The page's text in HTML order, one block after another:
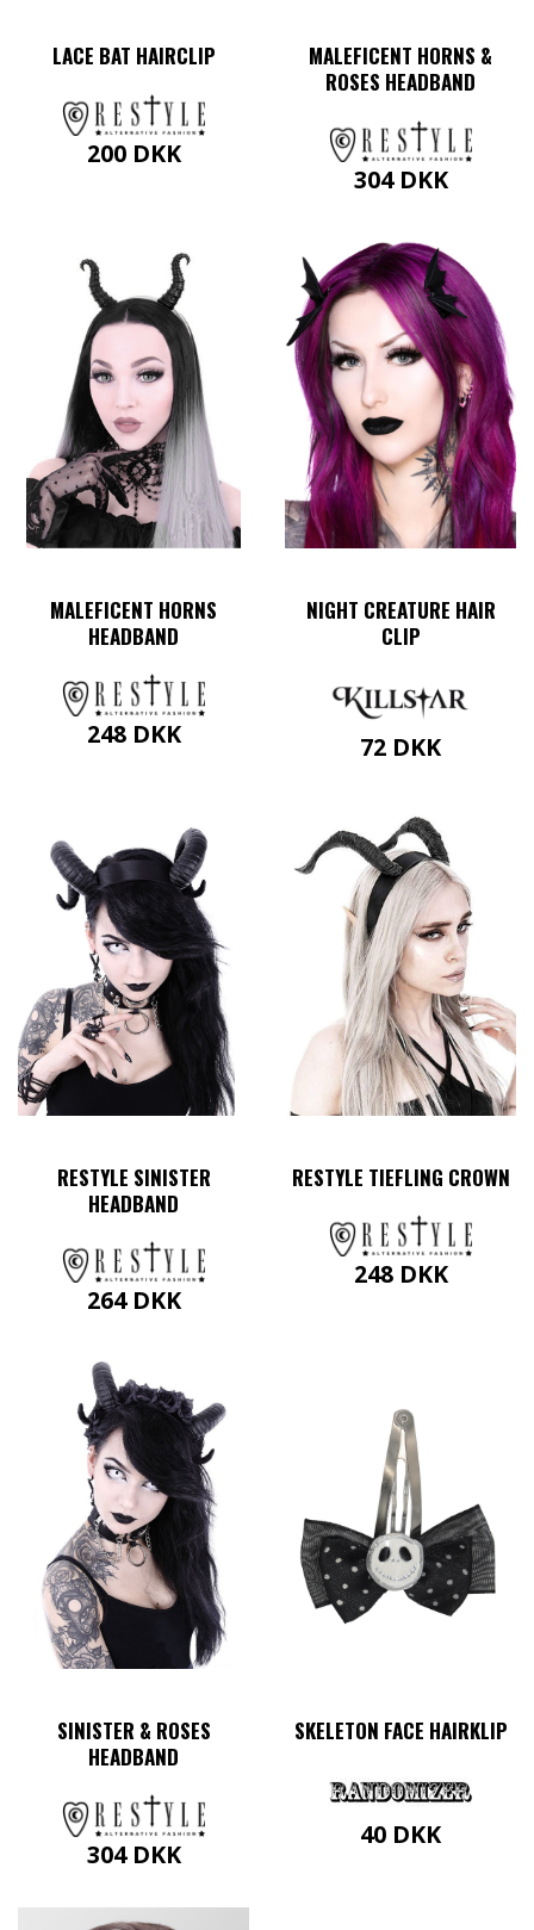
LACE BAT HAIRCLIP
200 DKK
MALEFICENT HORNS &
ROSES HEADBAND
304 DKK
MALEFICENT HORNS
HEADBAND
248 DKK
NIGHT CREATURE HAIR
CLIP
72 DKK
RESTYLE SINISTER
HEADBAND
264 DKK
RESTYLE TIEFLING CROWN
248 DKK
SINISTER & ROSES
HEADBAND
304 DKK
SKELETON FACE HAIRKLIP
40 DKK